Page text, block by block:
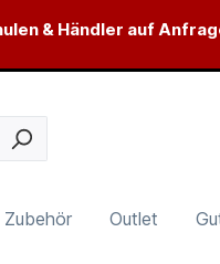
& Händler auf
Zubehör Outlet